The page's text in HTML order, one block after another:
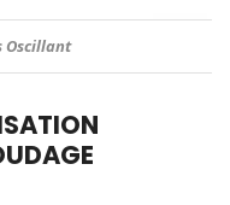
TE93